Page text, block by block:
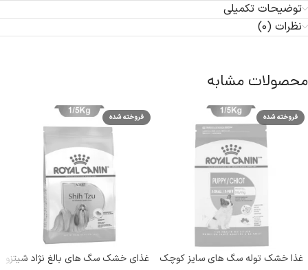
توضیحات تکمیلی
نظرات (0)
محصولات مشابه
فروخته شده
غذا خشک توله سگ های سایز کوچک
فروخته شده
غذای خشک سگ های بالغ نژاد شیتزو